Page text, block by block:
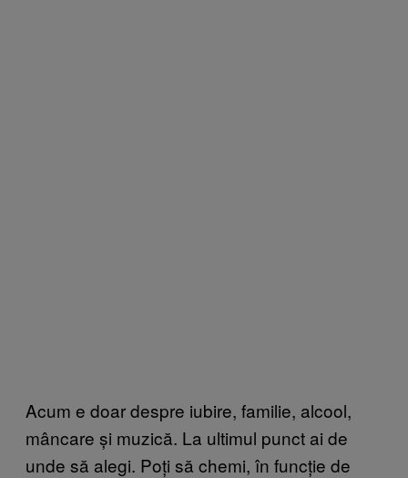
Acum e doar despre iubire, familie, alcool,
mâncare și muzică. La ultimul punct ai de
unde să alegi. Poți să chemi, în funcție de